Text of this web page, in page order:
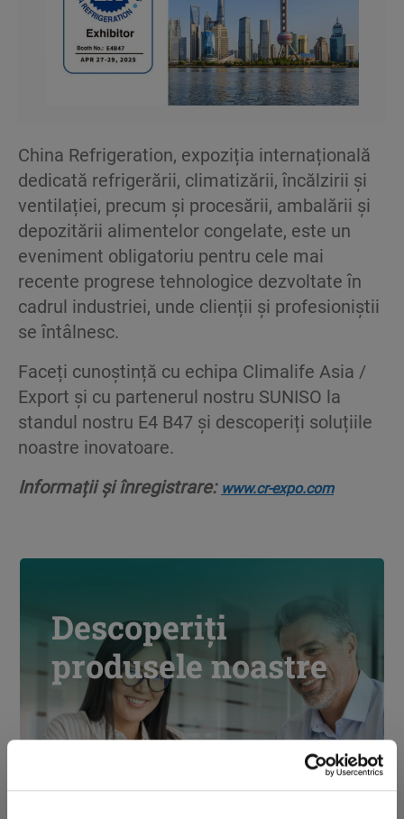
China Refrigeration, expoziția internațională
dedicată refrigerării, climatizării, încălzirii și
ventilației, precum și procesării, ambalării și
depozitării alimentelor congelate, este un
eveniment obligatoriu pentru cele mai
recente progrese tehnologice dezvoltate în
cadrul industriei, unde clienții și profesioniștii
se întâlnesc.
Faceți cunoștință cu echipa Climalife Asia /
Export și cu partenerul nostru SUNISO la
standul nostru E4 B47 și descoperiți soluțiile
noastre inovatoare.
Informații și înregistrare: www.cr-expo.com
Descoperiți
produsele noastre
Vedeți căutătorul de soluții